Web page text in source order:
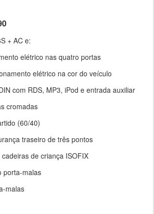
+ AC e:
elétrico nas quatro portas
elétrico na cor do veículo
com RDS, MP3, iPod e entrada auxiliar
cromadas
(60/40)
traseiro de três pontos
cadeiras de criança ISOFIX
porta-malas
malas